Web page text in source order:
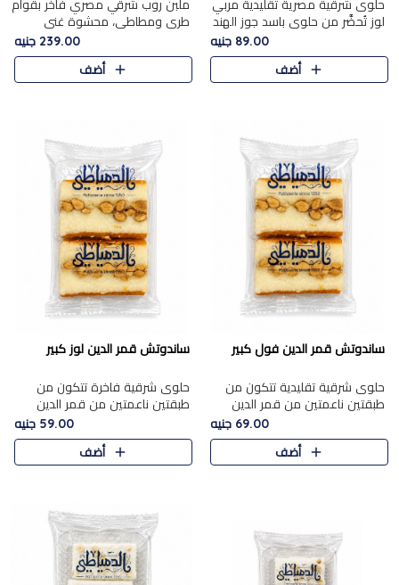
حلوى شرقية مصرية تقليدية مربي
لوز تُحضَّر من حلوى باسد جوز الهند
بقوام طري ومذاق غني، وتُزين
وتغطاه بقطع اللوز الفاخر التي
تضيف لمسة مميزة م..
89.00 جنيه
أضف
ملبن روب شرقي مصري فاخر بقوام
طري ومطاطي، محشوة غني
بسخاء بقطع عين الجمل واللوز
الفاخر التي تضيف قرمشة مميزة
ومرضية ونكهة ناتي غنية في كل
239.00 جنيه
أضف
ساندوتش قمر الدين فول كبير
حلوى شرقية تقليدية تتكون من
طبقتين ناعمتين من قمر الدين
الفاخر، تتوسطهما حشوة غنية من
الفول السوداني المحمص، لتجمع
بين حلاوة المشمش الطبيعية..
69.00 جنيه
أضف
ساندوتش قمر الدين لوز كبير
حلوى شرقية فاخرة تتكون من
طبقتين ناعمتين من قمر الدين
الفاخر، تتوسطهما حشوة غنية من
اللوز المحمص لتمنح مزيجًا متوازنًا
من النعومة والقرمشة. ..
59.00 جنيه
أضف